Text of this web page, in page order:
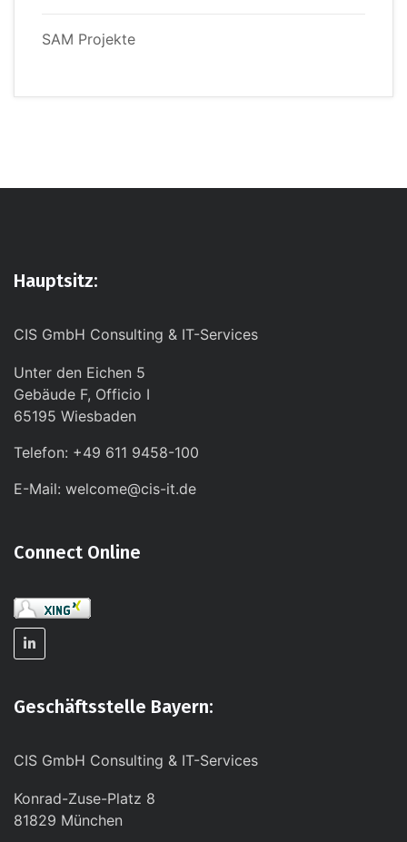
SAM Projekte
Hauptsitz:
CIS GmbH Consulting & IT-Services
Unter den Eichen 5
Gebäude F, Officio I
65195 Wiesbaden
Telefon: +49 611 9458-100
E-Mail: welcome@cis-it.de
Connect Online
Geschäftsstelle Bayern:
CIS GmbH Consulting & IT-Services
Konrad-Zuse-Platz 8
81829 München